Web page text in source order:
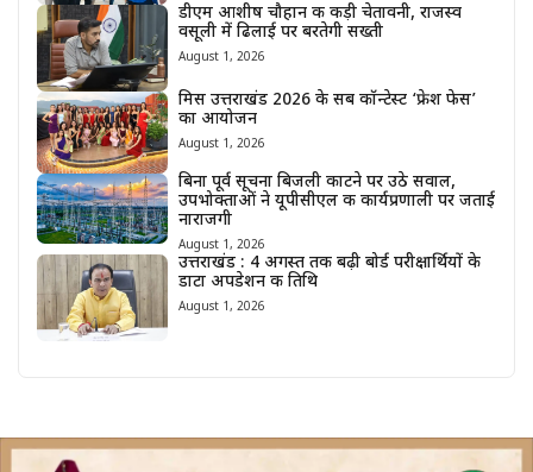
डीएम आशीष चौहान की कड़ी चेतावनी, राजस्व
वसूली में ढिलाई पर बरतेगी सख्ती
August 1, 2026
मिस उत्तराखंड 2026 के सब कॉन्टेस्ट ‘फ्रेश फेस’
का आयोजन
August 1, 2026
बिना पूर्व सूचना बिजली काटने पर उठे सवाल,
उपभोक्ताओं ने यूपीसीएल की कार्यप्रणाली पर जताई
नाराजगी
August 1, 2026
उत्तराखंड : 4 अगस्त तक बढ़ी बोर्ड परीक्षार्थियों के
डाटा अपडेशन की तिथि
August 1, 2026